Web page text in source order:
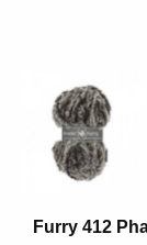
Furry 412